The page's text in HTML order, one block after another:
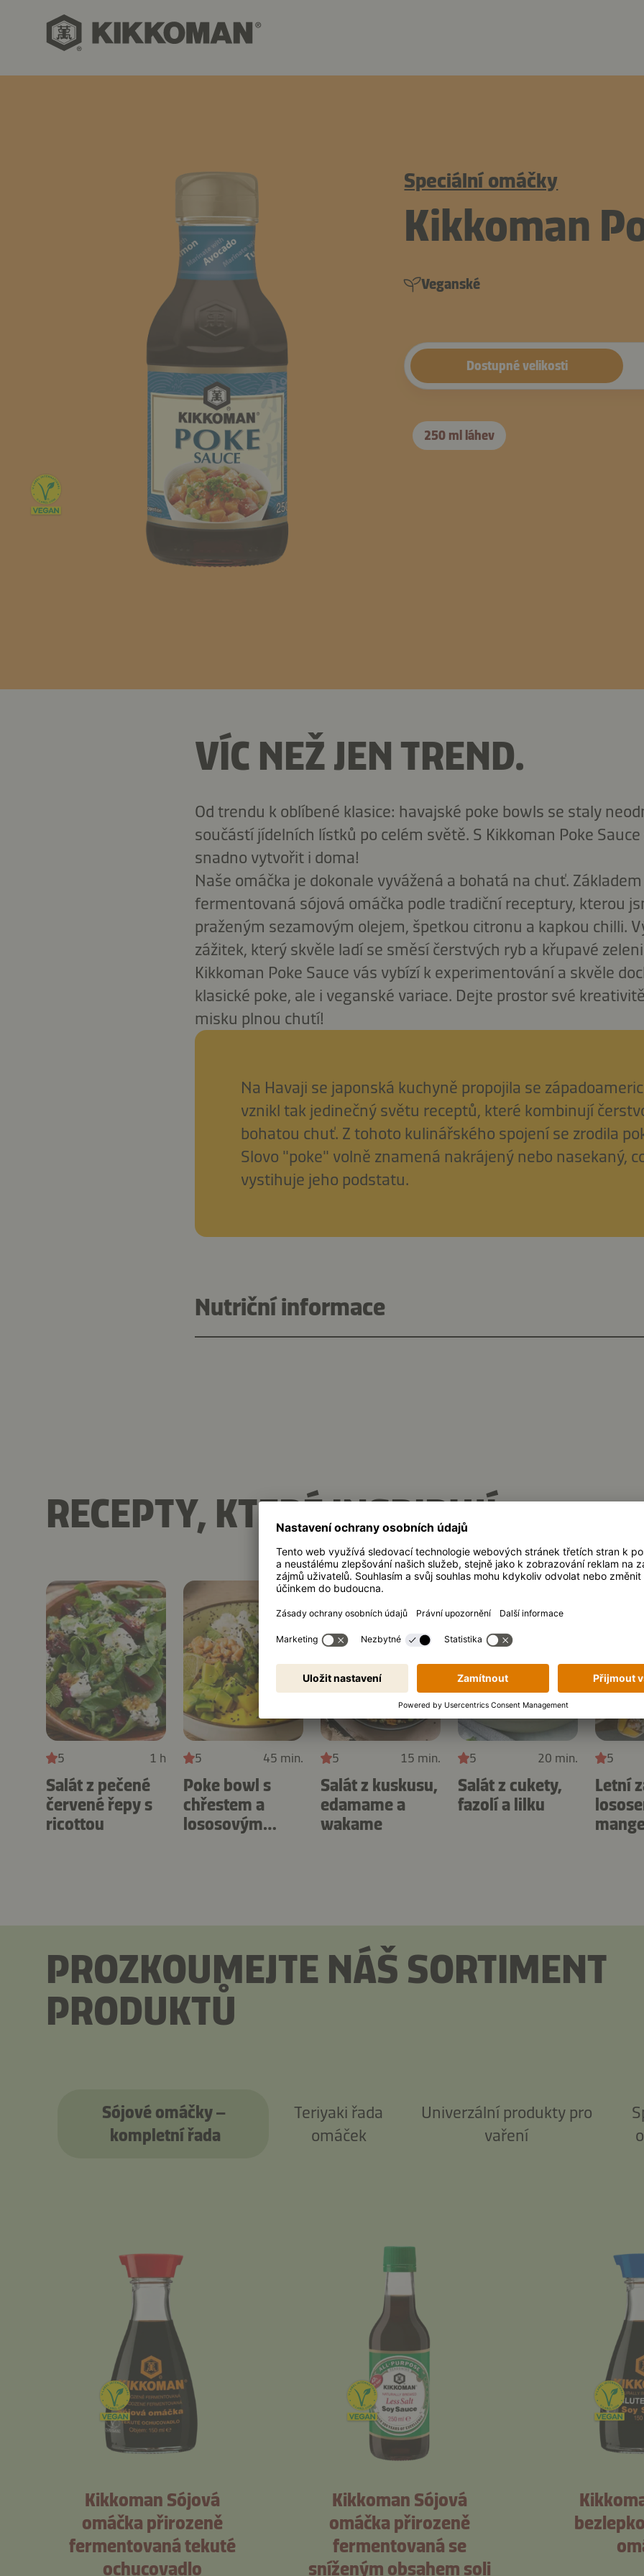
Speciální omáčky
Kikkoman
Veganské
Dostupné velikosti
250 ml láhev
VÍC NEŽ JEN TREND.
Od trendu k oblíbené klasice: havajské poke bowls se staly
součástí jídelních lístků po celém světě. S Kikkoman Poke
snadno vytvořit i doma!
Naše omáčka je dokonale vyvážená a bohatá na chuť.
fermentovaná sójová omáčka podle tradiční receptury, kterou
praženým sezamovým olejem, špetkou citronu a kapkou chilli.
zážitek, který skvěle ladí se směsí čerstvých ryb a křupavé
Kikkoman Poke Sauce vás vybízí k experimentování a skvěle
klasické poke, ale i veganské variace. Dejte prostor své
misku plnou chutí!
Na Havaji se japonská kuchyně propojila se
vznikl tak jedinečný světu receptů, které kombinují
bohatou chuť. Z tohoto kulinářského spojení se zrodila
Slovo "poke" volně znamená nakrájený nebo nasekaný,
vystihuje jeho podstatu.
Nutriční informace
RECEPTY, KTERÉ INSPIRUJÍ
5 1 h
Salát z pečené
červené řepy s
ricottou
5 45 min.
Poke bowl s
chřestem a
lososovým
5 15 min.
Salát z kuskusu,
edamame a
wakame
5 20 min.
Salát z cukety,
fazolí a lilku
5
Letní
PROZKOUMEJTE NÁŠ SORTIMENT
PRODUKTŮ
Sójové omáčky –
kompletní řada
Teriyaki řada
omáček
Univerzální produkty pro
vaření
Kikkoman Sójová
omáčka přirozeně
fermentovaná tekuté
ochucovadlo
Kikkoman Sójová
omáčka přirozeně
fermentovaná se
sníženým obsahem soli